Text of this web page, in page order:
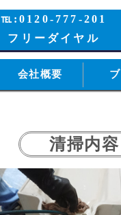
℡:0120-777-201
フリーダイヤル
会社概要
清掃内容